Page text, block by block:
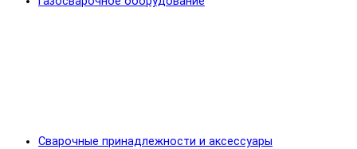
Сварочные принадлежности и аксессуары